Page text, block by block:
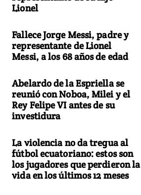
Lionel
Fallece Jorge Messi, padre y
representante de Lionel
Messi, a los 68 años de edad
Abelardo de la Espriella se
reunió con Noboa, Milei y el
Rey Felipe VI antes de su
investidura
La violencia no da tregua al
fútbol ecuatoriano: estos son
los jugadores que perdieron la
vida en los últimos 12 meses